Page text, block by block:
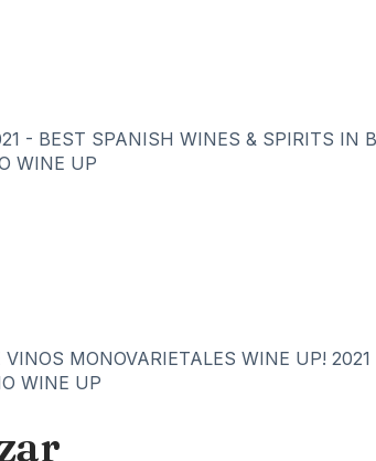
- BEST SPANISH WINES & SPIRITS IN
WINE UP
MONOVARIETALES WINE UP! 2021
WINE UP